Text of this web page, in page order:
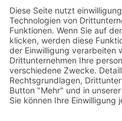
© 2026
Wir sind IhrOnline www für ganz
Würtemberg,Bayern,Hessen
Westfalen
Thüringen Bremen
Vorpommern,